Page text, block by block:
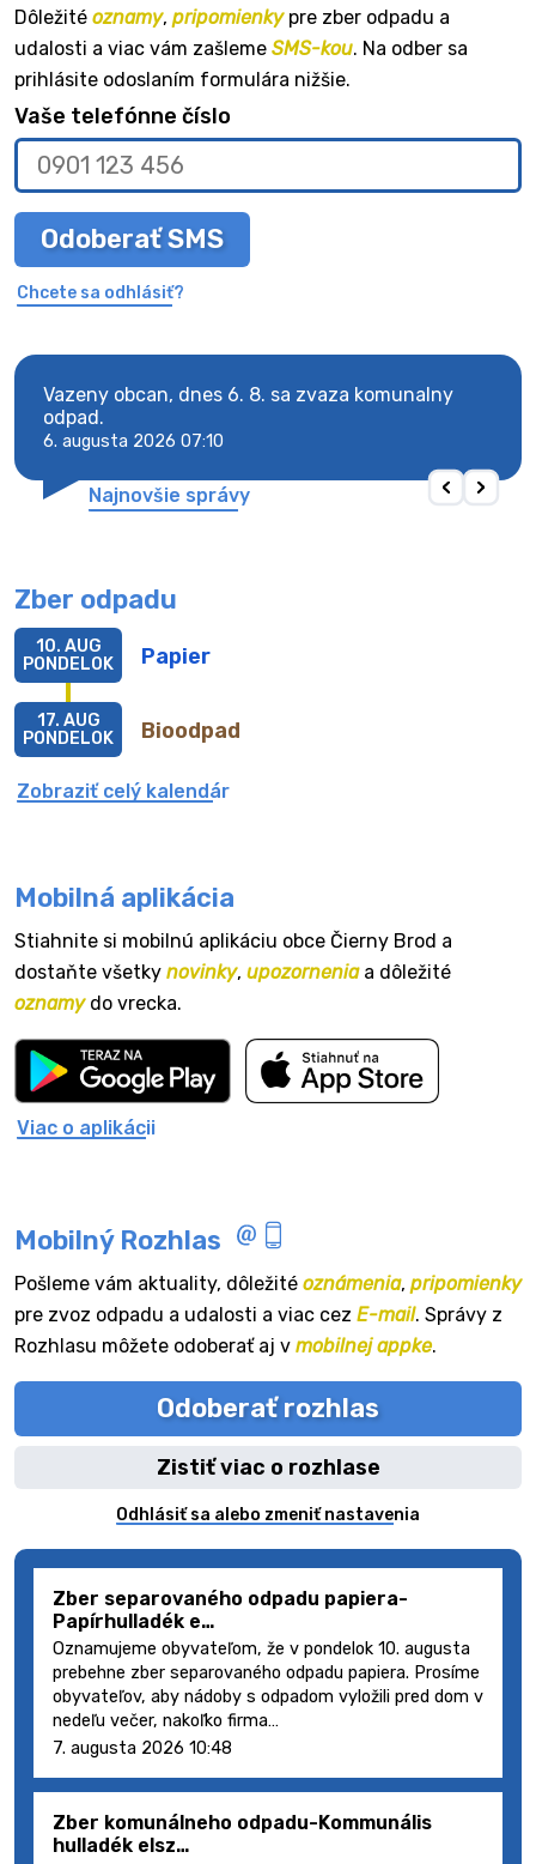
Dôležité oznamy, pripomienkypre zber odpadu a
udalosti a viac vám zašleme SMS-kou. Na odber sa
prihlásite odoslaním formulára nižšie.
Vaše telefónne číslo
Odoberať SMS
Chcete sa odhlásiť?
Vazeny obcan, dnes 6. 8. sa zvaza komunalny
odpad.
6. augusta 2026 07:10
Najnovšie správy
Zber odpadu
Papier
10. AUG
PONDELOK
Bioodpad
17. AUG
PONDELOK
Zobraziť celý kalendár
Mobilná aplikácia
Stiahnite si mobilnú aplikáciu obce Čierny Brod a
dostaňte všetky novinky, upozorneniaa dôležité
oznamydo vrecka.
Viac o aplikácii
Mobilný Rozhlas
Pošleme vám aktuality, dôležité oznámenia, pripomienky
pre zvoz odpadu a udalosti a viac cez E-mail. Správy z
Rozhlasu môžete odoberať aj v mobilnej appke.
Odoberať rozhlas
Zistiť viac o rozhlase
Odhlásiť sa alebo zmeniť nastavenia
Zber separovaného odpadu papiera-
Papírhulladék e…
Oznamujeme obyvateľom, že v pondelok 10. augusta
prebehne zber separovaného odpadu papiera. Prosíme
obyvateľov, aby nádoby s odpadom vyložili pred dom v
nedeľu večer, nakoľko firma…
7. augusta 2026 10:48
Zber komunálneho odpadu-Kommunális
hulladék elsz…